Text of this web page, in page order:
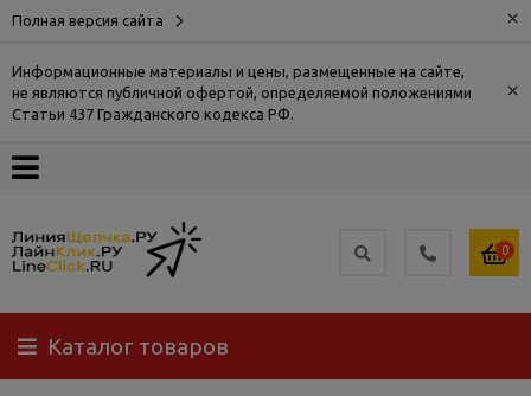
Полная версия сайта ×
Информационные материалы и цены, размещенные на сайте,
не являются публичной офертой, определяемой положениями
Статьи 437 Гражданского кодекса РФ.
×
О
Доставка
Самовывоз
0
Каталог товаров